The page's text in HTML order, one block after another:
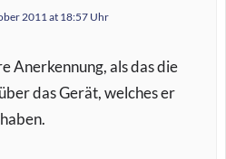
2011 at 18:57 Uhr
Anerkennung, als das die
das Gerät, welches er